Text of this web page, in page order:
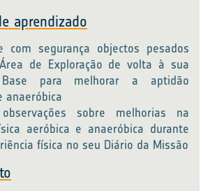
aprendizado
com segurança objectos pesados
de Exploração de volta à sua
Base para melhorar a aptidão
anaeróbica
sobre melhorias na
aeróbica e anaeróbica durante
física no seu Diário da Missão